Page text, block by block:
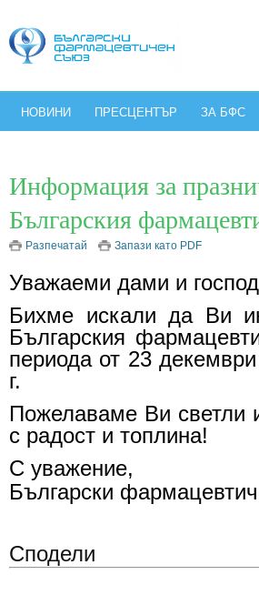
НОВИНИ ПРЕСЦЕНТЪР ЗА БФС
Информация за
Българския
Разпечатай Запази като PDF
Уважаеми дами и
Бихме искали да Ви
Българския
периода от 23
г.
Пожелаваме Ви светли
с радост и топлина!
С уважение,
Български
Сподели